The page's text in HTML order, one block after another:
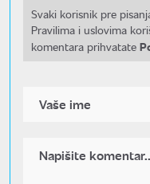
Svaki korisnik pre
Pravilima i uslovima
komentara prihvatate